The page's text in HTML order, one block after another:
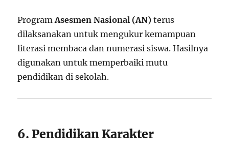
ProgramAsesmen Nasional (AN) terus
dilaksanakan untuk mengukur kemampuan
literasi membaca dan numerasi siswa. Hasilnya
digunakan untuk memperbaiki mutu
pendidikan di sekolah.
6. Pendidikan Karakter